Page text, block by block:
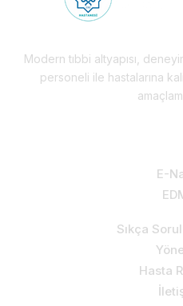
Modern tıbbi altyapısı,
personeli ile hastalarına
E-
Sıkça
Hasta